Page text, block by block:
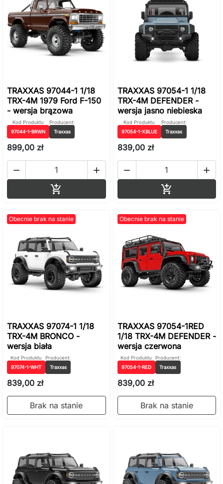
TRAXXAS 97044-1 1/18
TRX-4M 1979 Ford F-150
- wersja brązowa
Kod Produktu
97044-1-BRWN
Producent:
Traxxas
899,00 zł
 

TRAXXAS 97054-1 1/18
TRX-4M DEFENDER -
wersja jasno niebieska
Kod Produktu
97054-1-XBLUE
Producent:
Traxxas
839,00 zł
 

Obecnie brak na stanie
TRAXXAS 97074-1 1/18
TRX-4M BRONCO -
wersja biała
Kod Produktu
97074-1-WHT
Producent:
Traxxas
839,00 zł
Brak na stanie
Obecnie brak na stanie
TRAXXAS 97054-1RED
1/18 TRX-4M DEFENDER -
wersja czerwona
Kod Produktu
97054-1-RED
Producent:
Traxxas
839,00 zł
Brak na stanie